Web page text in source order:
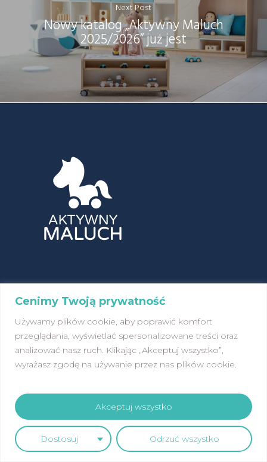
Cenimy Twoją prywatność
Używamy plików cookie, aby poprawić komfort
przeglądania, wyświetlać spersonalizowane treści oraz
analizować nasz ruch. Klikając „Akceptuj wszystko”,
wyrażasz zgodę na używanie przez nas plików cookie.
Dostosuj Odrzuć wszystko
Akceptuj wszystko
Next Post
Nowy katalog „Aktywny Maluch
2025/2026” już jest